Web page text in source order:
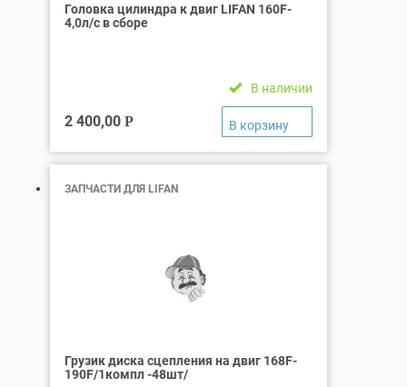
Головка цилиндра к двиг LIFAN 160F-
4,0л/с в сборе
В наличии
2 400,00 Р
ЗАПЧАСТИ ДЛЯ LIFAN
Грузик диска сцепления на двиг 168F-
190F/1компл -48шт/